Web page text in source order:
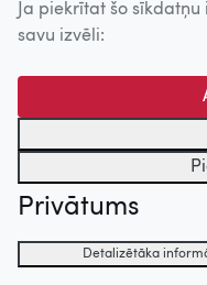
Ja piekrītat šo
savu izvēli:
Privātums
Detalizētāka